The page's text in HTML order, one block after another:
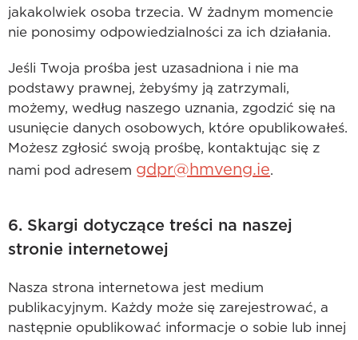
jakakolwiek osoba trzecia. W żadnym momencie
nie ponosimy odpowiedzialności za ich działania.
Jeśli Twoja prośba jest uzasadniona i nie ma
podstawy prawnej, żebyśmy ją zatrzymali,
możemy, według naszego uznania, zgodzić się na
usunięcie danych osobowych, które opublikowałeś.
Możesz zgłosić swoją prośbę, kontaktując się z
nami pod adresem gdpr@hmveng.ie.
6. Skargi dotyczące treści na naszej
stronie internetowej
Nasza strona internetowa jest medium
publikacyjnym. Każdy może się zarejestrować, a
następnie opublikować informacje o sobie lub innej